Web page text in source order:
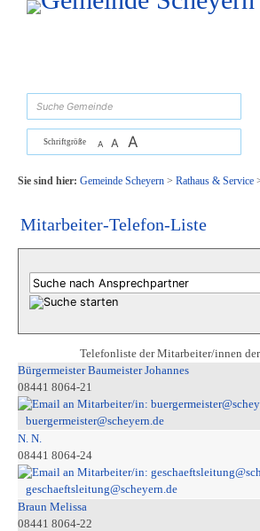
Zum Inhalt, zur Navigationoder zur Startseite springen.
Schriftgröße A A A
Sie sind hier: Gemeinde Scheyern> Rathaus & Service
Mitarbeiter-Telefon-Liste
Telefonliste der Mitarbeiter/innen
Bürgermeister Baumeister Johannes
08441 8064-21
buergermeister@scheyern.de
N. N.
08441 8064-24
geschaeftsleitung@scheyern.de
Braun Melissa
08441 8064-22